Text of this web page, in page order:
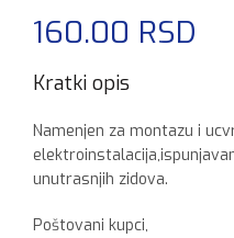
160.00 RSD
Kratki opis
Namenjen za montazu i
unutrasnjih zidova.
Poštovani kupci,